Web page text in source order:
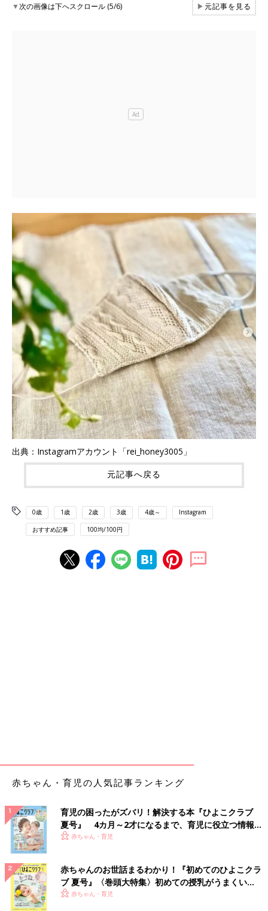
▼次の画像は下へスクロール (5/6) ▶元記事を見る
出典：Instagramアカウント「rei_honey3005」
元記事へ戻る
0歳 1歳 2歳 3歳 4歳～ Instagram
おすすめ記事 100均/100円
赤ちゃん・育児の人気記事ランキング
育児の困ったがズバリ！解決する本『ひよこクラブ
夏号』 4カ月～2才になるまで、育児に役立つ情報が
いっぱい！
赤ちゃん・育児
赤ちゃんのお世話まるわかり！『初めてのひよこクラ
ブ 夏号』〈巻頭大特集〉初めての授乳がうまくい
く！ おっぱい・ミルクの基本と夏のトラブル 解決テ
赤ちゃん・育児